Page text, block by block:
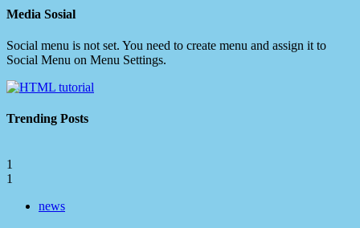
Media Sosial
Social menu is not set. You need to create menu and assign it to
Social Menu on Menu Settings.
Trending Posts
1
1
news